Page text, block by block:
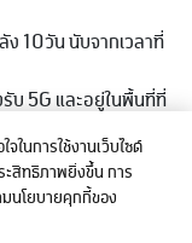
ง 10วัน นับจากเวลาที่
บ 5G และอยู่ในพื้นที่ที่
นอยู่กับปัจจัยแวดล้อ
จำนวนผู้ใช้บริการ
เทศที่ใช้บริการ ตลอด
สอบพื้นที่การให้
ในการใช้งานเว็บไซต์
ะสิทธิภาพยิ่งขึ้น การ
นโยบายคุกกี้ของ